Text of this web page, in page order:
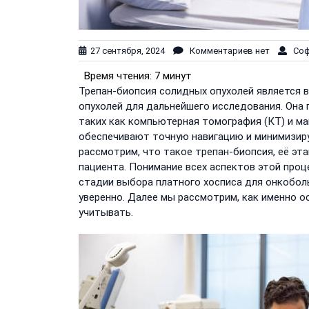
27 сентября, 2024 Комментариев нет
Время чтения: 7 минут
Трепан-биопсия солидных опухолей
опухолей для дальнейшего исследования.
таких как компьютерная томография (КТ) и
обеспечивают точную навигацию и
рассмотрим, что такое трепан-биопсия, её
пациента. Понимание всех аспектов этой
стадии выбора платного хосписа для
уверенно. Далее мы рассмотрим, как именно
учитывать.